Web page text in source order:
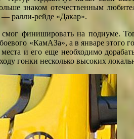
знаком отечественным
— ралли-рейде «Дакар».
финишировать на подиуме.
«КамАЗа», а в январе
и его еще необходимо
гонки несколько высоких